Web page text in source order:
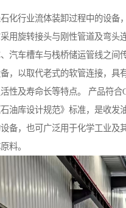
化行业流体装卸过程中的设备
用旋转接头与刚性管道及弯头
汽车槽车与栈桥储运管线之间
，以取代老式的软管连接，具
性及寿命长等特点。 产品符合
石油库设计规范》标准，是收发
备，也可广泛用于化学工业及
料。